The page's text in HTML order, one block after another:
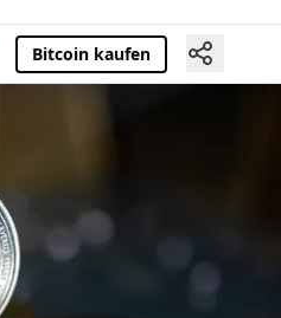
Bitcoin kaufen